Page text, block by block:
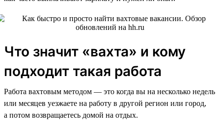
Что значит «вахта» и кому
подходит такая работа
Работа вахтовым методом — это когда вы на несколько недель
или месяцев уезжаете на работу в другой регион или город,
а потом возвращаетесь домой на отдых.